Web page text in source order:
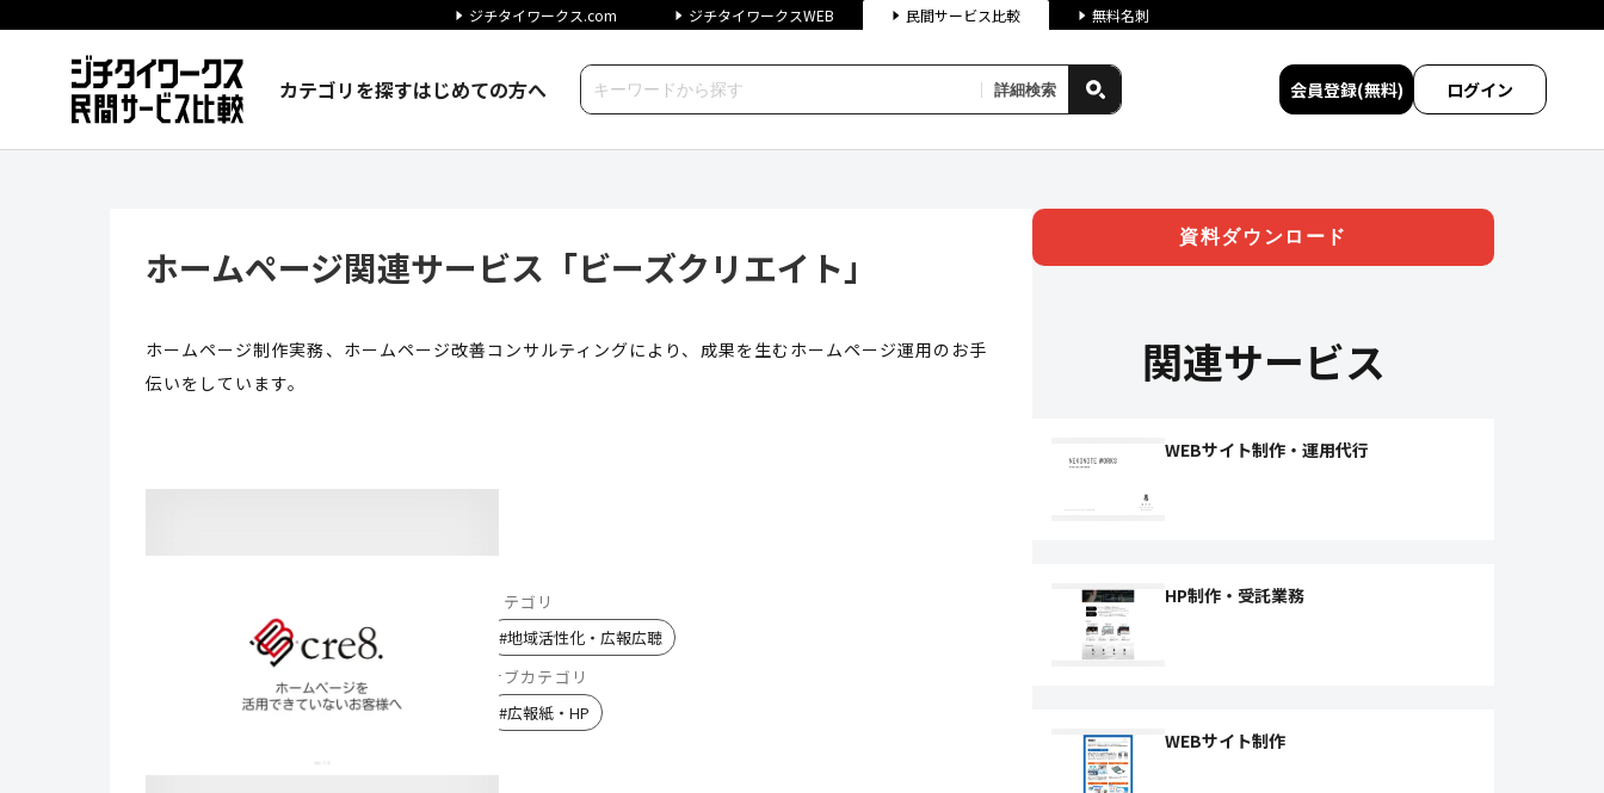
ジチタイワークス.com ジチタイワークスWEB 民間サービス比較 無料名刺
カテゴリを探すはじめての方へ 詳細検索 会員登録(無料) ログイン
ホームページ関連サービス「ビーズクリエイト」
ホームページ制作実務、ホームページ改善コンサルティングにより、成果を生むホームページ運用のお手
伝いをしています。
カテゴリ
#地域活性化・広報広聴
サブカテゴリ
#広報紙・HP
資料ダウンロード
関連サービス
WEBサイト制作・運用代行
HP制作・受託業務
WEBサイト制作